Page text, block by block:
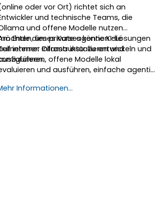
oder vor Ort) richtet sich an
und technische Teams, die
und offene Modelle nutzen
um private agentic KI-Lösungen
interner Infrastruktur zu entwickeln und
Ende dieses Kurses können die
Ollama installieren und
offene Modelle lokal
und ausführen, einfache agentic
Sicherheits- und Governance-
Informationen...